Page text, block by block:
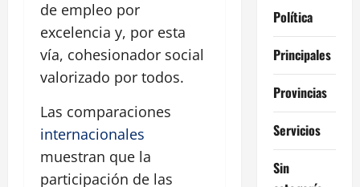
de empleo por
excelencia y, por esta
vía, cohesionador social
valorizado por todos.
Las comparaciones
internacionales
muestran que la
participación de las
Política
Principales
Provincias
Servicios
Sin